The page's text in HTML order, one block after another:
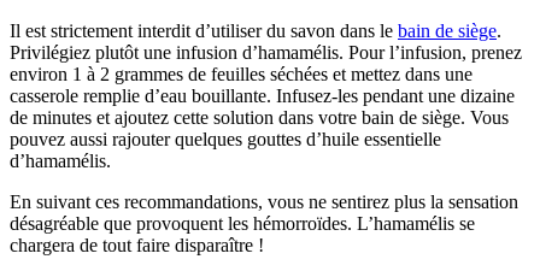
Il est strictement interdit d’utiliser du savon dans le bain de siège.
Privilégiez plutôt une infusion d’hamamélis. Pour l’infusion, prenez
environ 1 à 2 grammes de feuilles séchées et mettez dans une
casserole remplie d’eau bouillante. Infusez-les pendant une dizaine
de minutes et ajoutez cette solution dans votre bain de siège. Vous
pouvez aussi rajouter quelques gouttes d’huile essentielle
d’hamamélis.
En suivant ces recommandations, vous ne sentirez plus la sensation
désagréable que provoquent les hémorroïdes. L’hamamélis se
chargera de tout faire disparaître !